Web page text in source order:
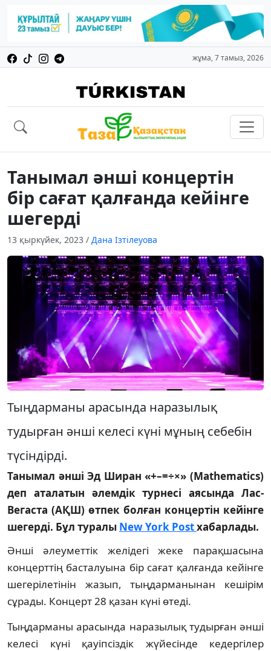
жұма, 7 тамыз, 2026
Танымал әнші концертін
бір сағат қалғанда кейінге
шегерді
13 қыркүйек, 2023 / Дана Ізтілеуова
Тыңдарманы арасында наразылық
тудырған әнші келесі күні мұның себебін
түсіндірді.
Танымал әнші Эд Ширан «+–=÷×» (Mathematics)
деп аталатын әлемдік турнесі аясында Лас-
Вегаста (АҚШ) өтпек болған концертін кейінге
шегерді. Бұл туралы New York Postхабарлады.
Әнші әлеуметтік желідегі жеке парақшасына
концерттің басталуына бір сағат қалғанда кейінге
шегерілетінін жазып, тыңдарманынан кешірім
сұрады. Концерт 28 қазан күні өтеді.
Тыңдарманы арасында наразылық тудырған әнші
келесі күні қауіпсіздік жүйесінде кедергілер